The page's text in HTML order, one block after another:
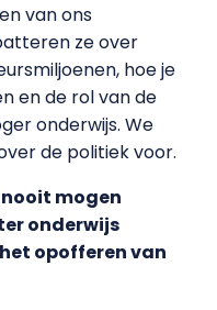
van ons
ze over
hoe je
en de rol van de
onderwijs. We
de politiek voor.
mogen
onderwijs
opofferen van